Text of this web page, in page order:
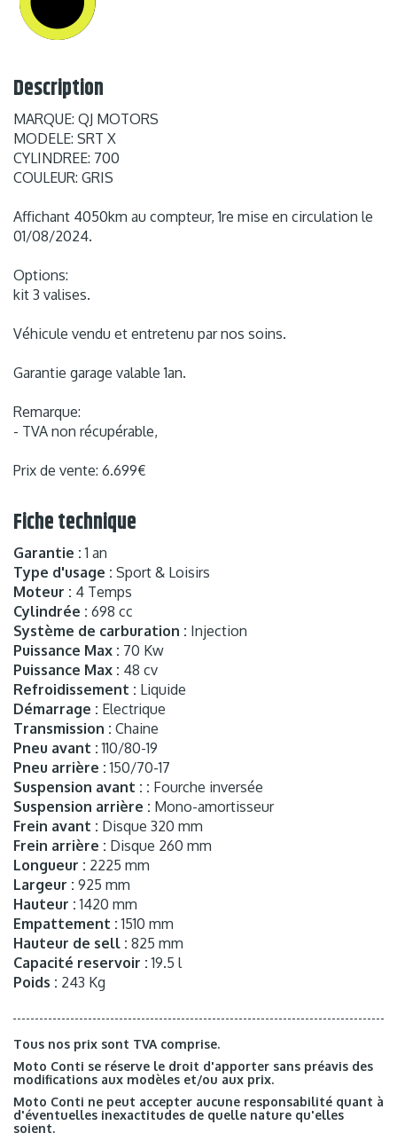
Description
MARQUE: QJ MOTORS
MODELE: SRT X
CYLINDREE: 700
COULEUR: GRIS
Affichant 4050km au compteur, 1re mise en circulation le
01/08/2024.
Options:
kit 3 valises.
Véhicule vendu et entretenu par nos soins.
Garantie garage valable 1an.
Remarque:
- TVA non récupérable,
Prix de vente: 6.699€
Fiche technique
Garantie : 1 an
Type d'usage : Sport & Loisirs
Moteur : 4 Temps
Cylindrée : 698 cc
Système de carburation : Injection
Puissance Max : 70 Kw
Puissance Max : 48 cv
Refroidissement : Liquide
Démarrage : Electrique
Transmission : Chaine
Pneu avant : 110/80-19
Pneu arrière : 150/70-17
Suspension avant : : Fourche inversée
Suspension arrière : Mono-amortisseur
Frein avant : Disque 320 mm
Frein arrière : Disque 260 mm
Longueur : 2225 mm
Largeur : 925 mm
Hauteur : 1420 mm
Empattement : 1510 mm
Hauteur de sell : 825 mm
Capacité reservoir : 19.5 l
Poids : 243 Kg
Tous nos prix sont TVA comprise.
Moto Conti se réserve le droit d'apporter sans préavis des
modifications aux modèles et/ou aux prix.
Moto Conti ne peut accepter aucune responsabilité quant à
d'éventuelles inexactitudes de quelle nature qu'elles
soient.